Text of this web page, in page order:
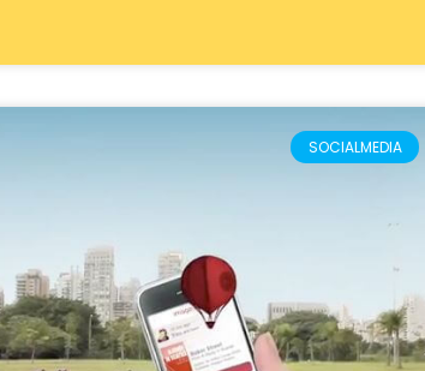
SOCIALMEDIA